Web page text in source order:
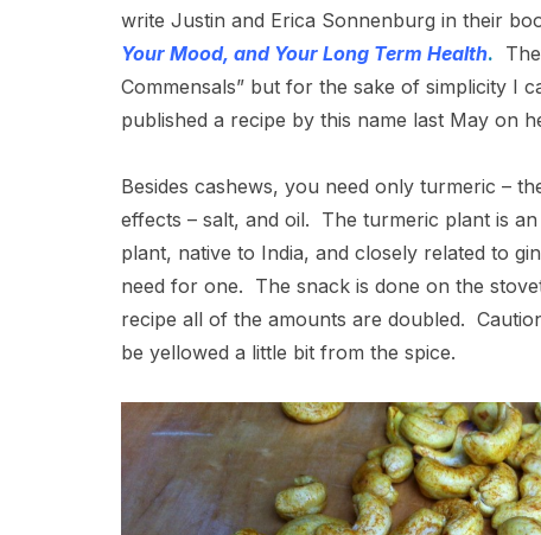
write Justin and Erica Sonnenburg in their
Your Mood, and Your Long Term Health.
Commensals” but for the sake of simplicity I
published a recipe by this name last May on
Besides cashews, you need only turmeric –
effects ­– salt, and oil. The turmeric plant is
plant, native to India, and closely related to
need for one. The snack is done on the
recipe all of the amounts are doubled.
be yellowed a little bit from the spice.